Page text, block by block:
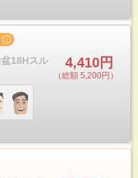
18Hスル
4,410円
（総額 5,200円）